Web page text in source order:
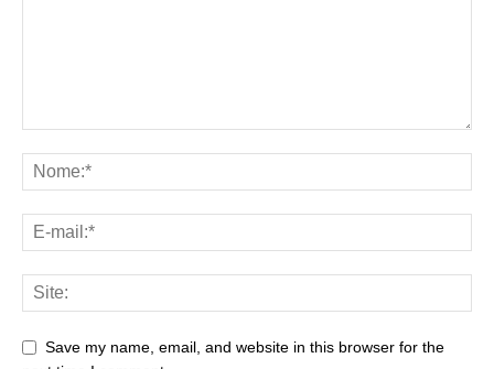
Save my name, email, and website in this browser for the